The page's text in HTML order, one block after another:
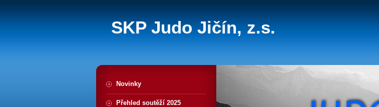
SKP Judo Jičín, z.s.
Novinky
Přehled soutěží 2025